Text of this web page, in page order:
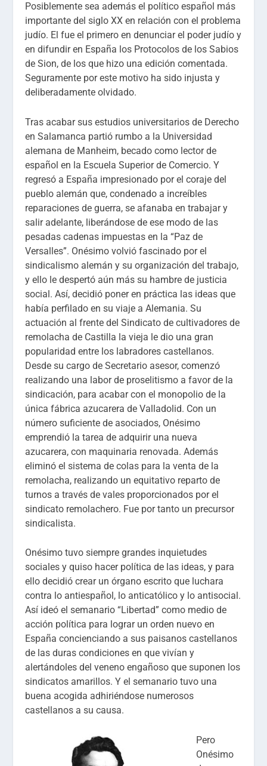
Posiblemente sea además el político español más
importante del siglo XX en relación con el problema
judío. El fue el primero en denunciar el poder judío y
en difundir en España los Protocolos de los Sabios
de Sion, de los que hizo una edición comentada.
Seguramente por este motivo ha sido injusta y
deliberadamente olvidado.
Tras acabar sus estudios universitarios de Derecho
en Salamanca partió rumbo a la Universidad
alemana de Manheim, becado como lector de
español en la Escuela Superior de Comercio. Y
regresó a España impresionado por el coraje del
pueblo alemán que, condenado a increíbles
reparaciones de guerra, se afanaba en trabajar y
salir adelante, liberándose de ese modo de las
pesadas cadenas impuestas en la “Paz de
Versalles”. Onésimo volvió fascinado por el
sindicalismo alemán y su organización del trabajo,
y ello le despertó aún más su hambre de justicia
social. Así, decidió poner en práctica las ideas que
había perfilado en su viaje a Alemania. Su
actuación al frente del Sindicato de cultivadores de
remolacha de Castilla la vieja le dio una gran
popularidad entre los labradores castellanos.
Desde su cargo de Secretario asesor, comenzó
realizando una labor de proselitismo a favor de la
sindicación, para acabar con el monopolio de la
única fábrica azucarera de Valladolid. Con un
número suficiente de asociados, Onésimo
emprendió la tarea de adquirir una nueva
azucarera, con maquinaria renovada. Además
eliminó el sistema de colas para la venta de la
remolacha, realizando un equitativo reparto de
turnos a través de vales proporcionados por el
sindicato remolachero. Fue por tanto un precursor
sindicalista.
Onésimo tuvo siempre grandes inquietudes
sociales y quiso hacer política de las ideas, y para
ello decidió crear un órgano escrito que luchara
contra lo antiespañol, lo anticatólico y lo antisocial.
Así ideó el semanario “Libertad” como medio de
acción política para lograr un orden nuevo en
España concienciando a sus paisanos castellanos
de las duras condiciones en que vivían y
alertándoles del veneno engañoso que suponen los
sindicatos amarillos. Y el semanario tuvo una
buena acogida adhiriéndose numerosos
castellanos a su causa.
Pero
Onésimo